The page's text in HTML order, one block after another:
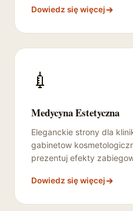
Dowiedz się więcej
💉
Medycyna Estetyczna
Eleganckie strony dla
gabinetow
prezentuj efekty
Dowiedz się więcej